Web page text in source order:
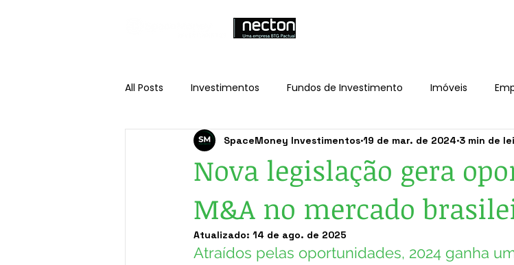
All Posts Investimentos Fundos de Investimento Imóveis
Nova legislação gera
M&A no mercado
SpaceMoney Investimentos 19 de mar. de 2024 3 min de
Atualizado: 14 de ago. de 2025
Atraídos pelas oportunidades, 2024 ganha